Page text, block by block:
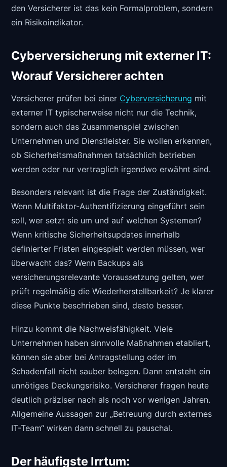
den Versicherer ist das kein Formalproblem, sondern
ein Risikoindikator.
Cyberversicherung mit externer IT:
Worauf Versicherer achten
Versicherer prüfen bei einer Cyberversicherung mit
externer IT typischerweise nicht nur die Technik,
sondern auch das Zusammenspiel zwischen
Unternehmen und Dienstleister. Sie wollen erkennen,
ob Sicherheitsmaßnahmen tatsächlich betrieben
werden oder nur vertraglich irgendwo erwähnt sind.
Besonders relevant ist die Frage der Zuständigkeit.
Wenn Multifaktor-Authentifizierung eingeführt sein
soll, wer setzt sie um und auf welchen Systemen?
Wenn kritische Sicherheitsupdates innerhalb
definierter Fristen eingespielt werden müssen, wer
überwacht das? Wenn Backups als
versicherungsrelevante Voraussetzung gelten, wer
prüft regelmäßig die Wiederherstellbarkeit? Je klarer
diese Punkte beschrieben sind, desto besser.
Hinzu kommt die Nachweisfähigkeit. Viele
Unternehmen haben sinnvolle Maßnahmen etabliert,
können sie aber bei Antragstellung oder im
Schadenfall nicht sauber belegen. Dann entsteht ein
unnötiges Deckungsrisiko. Versicherer fragen heute
deutlich präziser nach als noch vor wenigen Jahren.
Allgemeine Aussagen zur „Betreuung durch externes
IT-Team“ wirken dann schnell zu pauschal.
Der häufigste Irrtum: